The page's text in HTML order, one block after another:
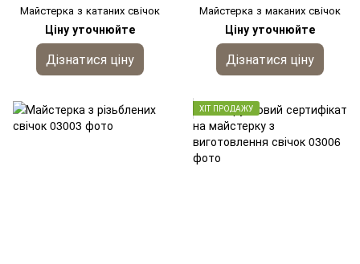
Майстерка з катаних свічок
Ціну уточнюйте
Дізнатися ціну
Майстерка з маканих свічок
Ціну уточнюйте
Дізнатися ціну
ХІТ ПРОДАЖУ